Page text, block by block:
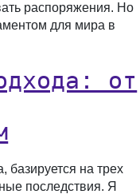
распоряжения. Но
для мира в
от
базируется на трех
последствия. Я